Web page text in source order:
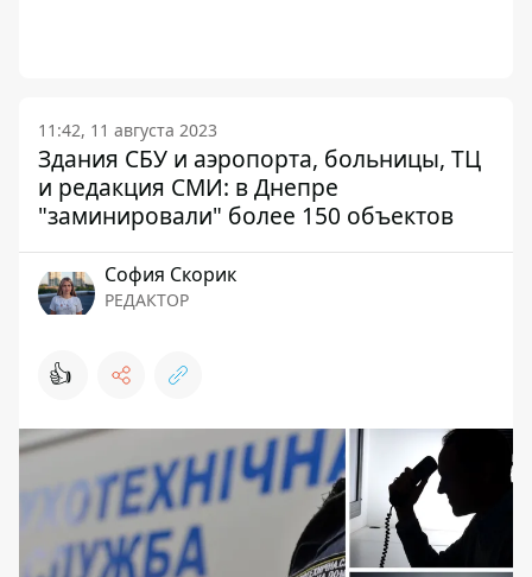
11:42, 11 августа 2023
Здания СБУ и аэропорта, больницы, ТЦ
и редакция СМИ: в Днепре
"заминировали" более 150 объектов
София Скорик
РЕДАКТОР
👍